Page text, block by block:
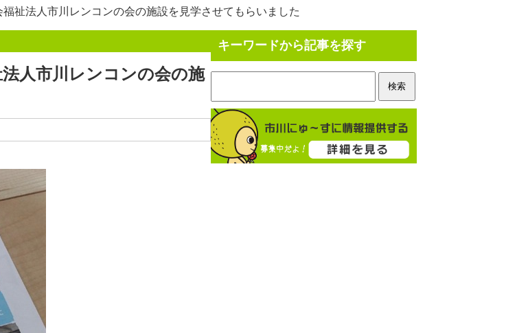
祉法人市川レンコンの会の施設を見学させてもらいました
人市川レンコンの会の施
キーワードから記事を探す